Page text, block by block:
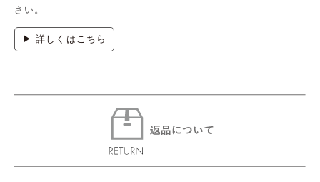
さい。
▶ 詳しくはこちら